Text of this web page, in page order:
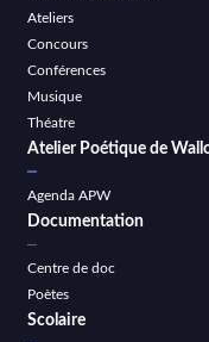
Ateliers
Concours
Conférences
Musique
Théatre
Atelier Poétique de
Agenda APW
Documentation
Centre de doc
Poètes
Scolaire